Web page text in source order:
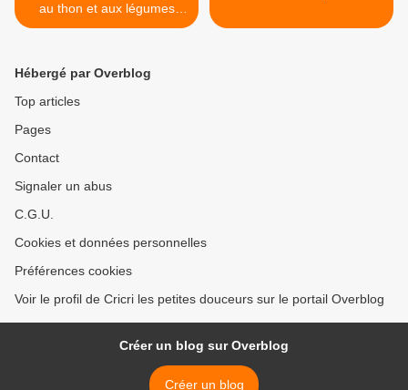
au thon et aux légumes
croquants
Hébergé par Overblog
Top articles
Pages
Contact
Signaler un abus
C.G.U.
Cookies et données personnelles
Préférences cookies
Voir le profil de Cricri les petites douceurs sur le portail Overblog
Créer un blog sur Overblog
Créer un blog